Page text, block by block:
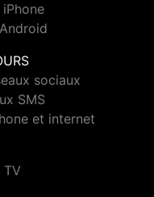
sociaux
SMS
et internet
TV